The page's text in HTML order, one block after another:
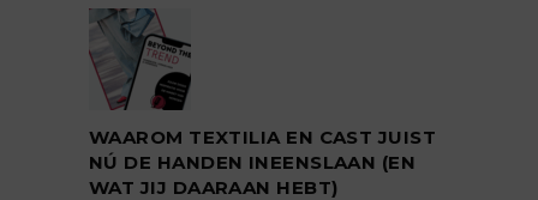
WAAROM TEXTILIA EN CAST JUIST
NÚ DE HANDEN INEENSLAAN (EN
WAT JIJ DAARAAN HEBT)